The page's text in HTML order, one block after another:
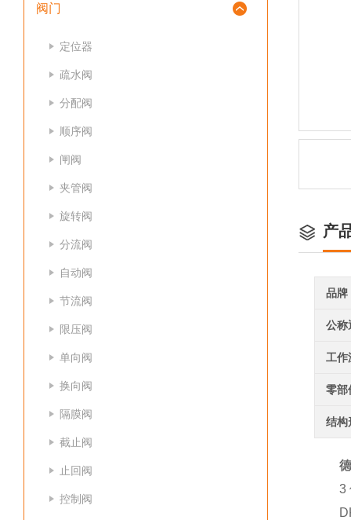
阀门
定位器
疏水阀
分配阀
顺序阀
闸阀
夹管阀
旋转阀
分流阀
自动阀
节流阀
限压阀
单向阀
换向阀
隔膜阀
截止阀
止回阀
控制阀
产
品牌
公称
工作
零部
结构
3 件